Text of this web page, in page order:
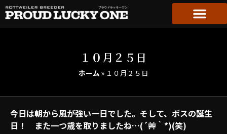
１０月２５日
ホーム » １０月２５日
今日は朝から風が強い一日でした。そして、ボスの誕生
日！ また一つ歳を取りましたね…(´艸｀*)(笑)